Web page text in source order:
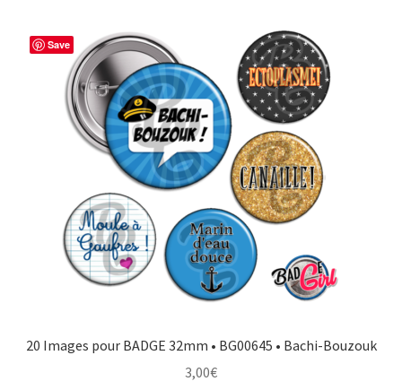
Save
20 Images pour BADGE 32mm • BG00645 • Bachi-Bouzouk
3,00€